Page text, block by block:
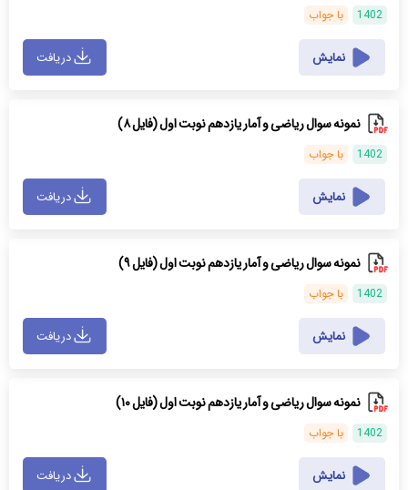
1402 با جواب
نمایش دریافت
نمونه سوال ریاضی و آمار یازدهم نوبت اول (فایل ۸)
1402 با جواب
نمایش دریافت
نمونه سوال ریاضی و آمار یازدهم نوبت اول (فایل ۹)
1402 با جواب
نمایش دریافت
نمونه سوال ریاضی و آمار یازدهم نوبت اول (فایل ۱۰)
1402 با جواب
نمایش دریافت